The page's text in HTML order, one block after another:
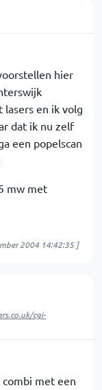
hier
lasers en ik volg
dat ik nu zelf
een popelscan
mw met
2004 14:42:35]
cgi-
met een